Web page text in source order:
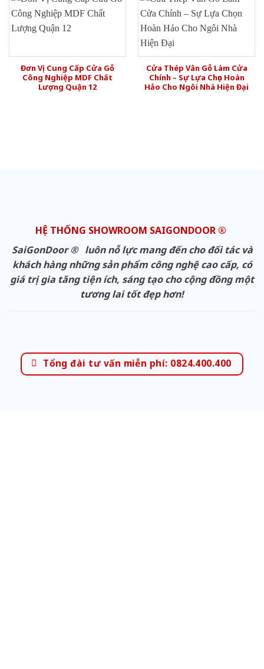
Đơn Vị Cung Cấp Cửa Gỗ
Công Nghiệp MDF Chất
Lượng Quận 12
Cửa Thép Vân Gỗ Làm Cửa
Chính – Sự Lựa Chọn Hoàn
Hảo Cho Ngôi Nhà Hiện Đại
HỆ THỐNG SHOWROOM SAIGONDOOR ®
SaiGonDoor ® luôn nỗ lực mang đến cho đối tác và
khách hàng những sản phẩm công nghệ cao cấp, có
giá trị gia tăng tiện ích, sáng tạo cho cộng đồng một
tương lai tốt đẹp hơn!
Tổng đài tư vấn miễn phí: 0824.400.400